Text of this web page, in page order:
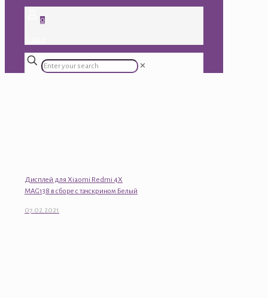
0
✕
Дисплей для Xiaomi Redmi 4X
MAG138 в сборе с тачскрином Белый
07.02.2021